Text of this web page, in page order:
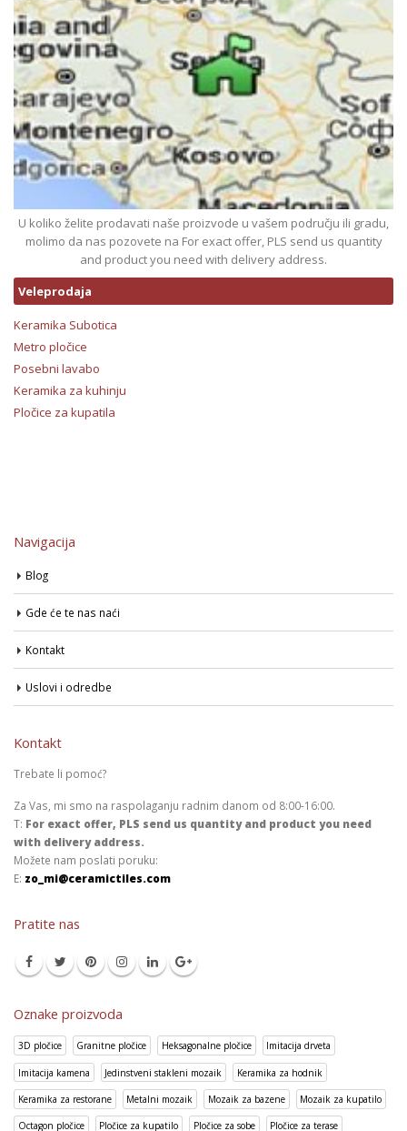
U koliko želite prodavati naše proizvode u vašem području ili gradu,
molimo da nas pozovete na For exact offer, PLS send us quantity
and product you need with delivery address.
Veleprodaja
Keramika Subotica
Metro pločice
Posebni lavabo
Keramika za kuhinju
Pločice za kupatila
Navigacija
Blog
Gde će te nas naći
Kontakt
Uslovi i odredbe
Kontakt
Trebate li pomoć?
Za Vas, mi smo na raspolaganju radnim danom od 8:00-16:00.
T: For exact offer, PLS send us quantity and product you need
with delivery address.
Možete nam poslati poruku:
E: zo_mi@ceramictiles.com
Pratite nas
Oznake proizvoda
3D pločice Granitne pločice Heksagonalne pločice Imitacija drveta
Imitacija kamena Jedinstveni stakleni mozaik Keramika za hodnik
Keramika za restorane Metalni mozaik Mozaik za bazene Mozaik za kupatilo
Octagon pločice Pločice za kupatilo Pločice za sobe Pločice za terase